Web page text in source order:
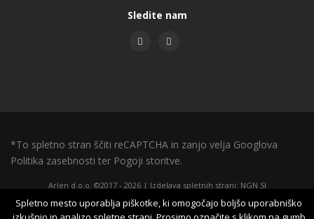
Sledite nam
*To spletno stran ščiti reCAPTCHA in zanjo velja Googlova
Politika zasebnosti ter Pogoji storitve.
Arlen d.o.o. ©2017 - 2026 | Izdelava spletnih strani: NGN.SI
O piškotkih | Pogoji zasebnosti | |
Spletno mesto uporablja piškotke, ki omogočajo boljšo uporabniško